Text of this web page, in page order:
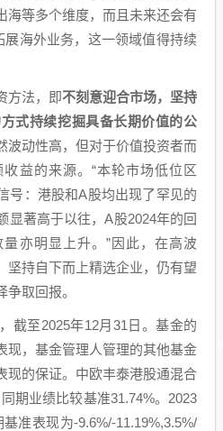
海等多个维度，而且未来还会有
海外业务，这一领域值得持续
方法，即不刻意迎合市场，坚持
式持续挖掘具备长期价值的公
波动性高，但对于价值投资者而
益的来源。“本轮市场低位区
号：港股和A股均出现了罕见的
显著高于以往，A股2024年的回
亦明显上升。”因此，在高波
坚持自下而上精选企业，仍有望
取回报。
截至2025年12月31日。基金的
现，基金管理人管理的其他基金
现的保证。中欧丰泰港股通混合
期业绩比较基准31.74%。2023
准表现为-9.6%/-11.19%,3.5%/